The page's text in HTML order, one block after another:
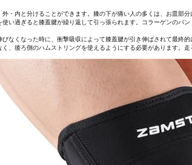
・内と分けることができます。膝の下が痛い人の多くは、お皿部
い過ぎると膝蓋腱が繰り返して引っ張られます。コラーゲンのバン
なくなった時に、衝撃吸収によって膝蓋腱が引き伸ばされて最終
、後ろ側のハムストリングを使えるようにする必要があります。